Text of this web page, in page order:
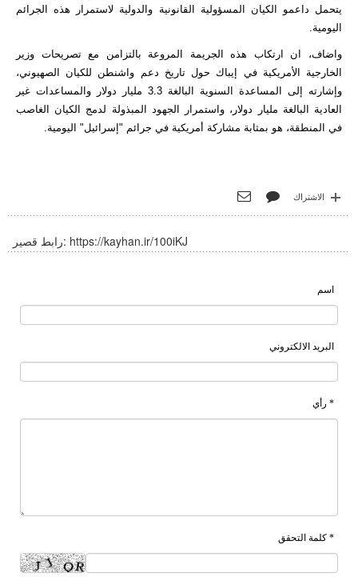
يتحمل داعمو الكيان المسؤولية القانونية والدولية لاستمرار هذه الجرائم
اليومية.
واضاف، ان ارتكاب هذه الجريمة المروعة بالتزامن مع تصريحات وزير
الخارجية الأمريكية في إيباك حول تاريخ دعم واشنطن للكيان الصهيوني،
وإشارته إلى المساعدة السنوية البالغة 3.3 مليار دولار والمساعدات غير
العادية البالغة مليار دولار، واستمرار الجهود المبذولة لدمج الكيان الغاصب
في المنطقة، هو بمثابة مشاركة أمريكية في جرائم "إسرائيل" اليومية.
الاشتراك
رابط قصير: https://kayhan.ir/100iKJ
اسم
البريد الالكتروني
* رأي
* كلمة التحقق